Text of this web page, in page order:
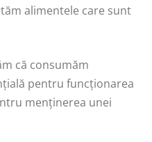
alimentele care sunt
că consumăm
pentru funcționarea
menținerea unei